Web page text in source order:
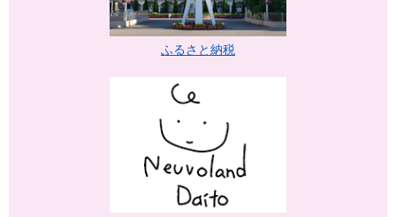
ふるさと納税